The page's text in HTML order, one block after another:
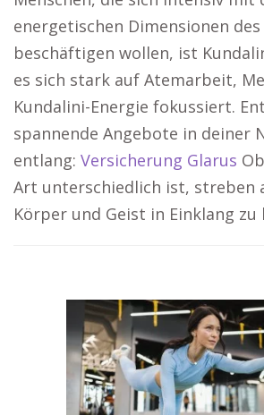
energetischen Dimensionen des
beschäftigen wollen, ist
es sich stark auf Atemarbeit,
Kundalini-Energie fokussiert.
spannende Angebote in deiner
entlang: Versicherung Glarus
Art unterschiedlich ist, streben
Körper und Geist in Einklang zu